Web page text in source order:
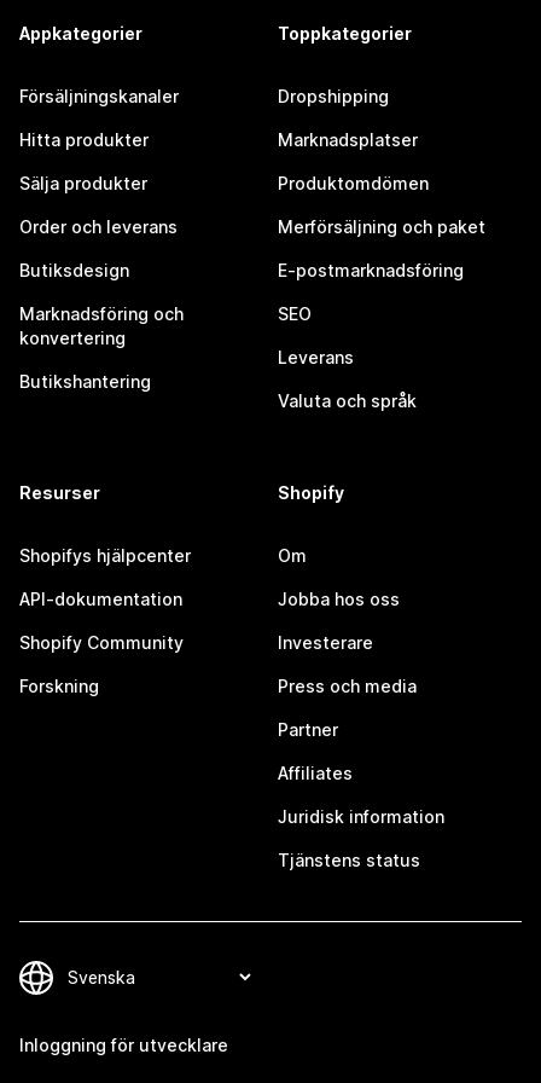
Appkategorier
Försäljningskanaler
Hitta produkter
Sälja produkter
Order och leverans
Butiksdesign
Marknadsföring och
konvertering
Butikshantering
Toppkategorier
Dropshipping
Marknadsplatser
Produktomdömen
Merförsäljning och paket
E-postmarknadsföring
SEO
Leverans
Valuta och språk
Resurser
Shopifys hjälpcenter
API-dokumentation
Shopify Community
Forskning
Shopify
Om
Jobba hos oss
Investerare
Press och media
Partner
Affiliates
Juridisk information
Tjänstens status
Inloggning för utvecklare